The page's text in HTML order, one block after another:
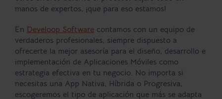
manos de expertos, ¡que para eso estamos!
En Develoop Software contamos con un equipo de
verdaderos profesionales, siempre dispuesto a
ofrecerte la mejor asesoría para el diseño, desarrollo e
implementación de Aplicaciones Móviles como
estrategia efectiva en tu negocio. No importa si
necesitas una App Nativa, Híbrida o Progresiva,
escogeremos el tipo de aplicación que más se adapta